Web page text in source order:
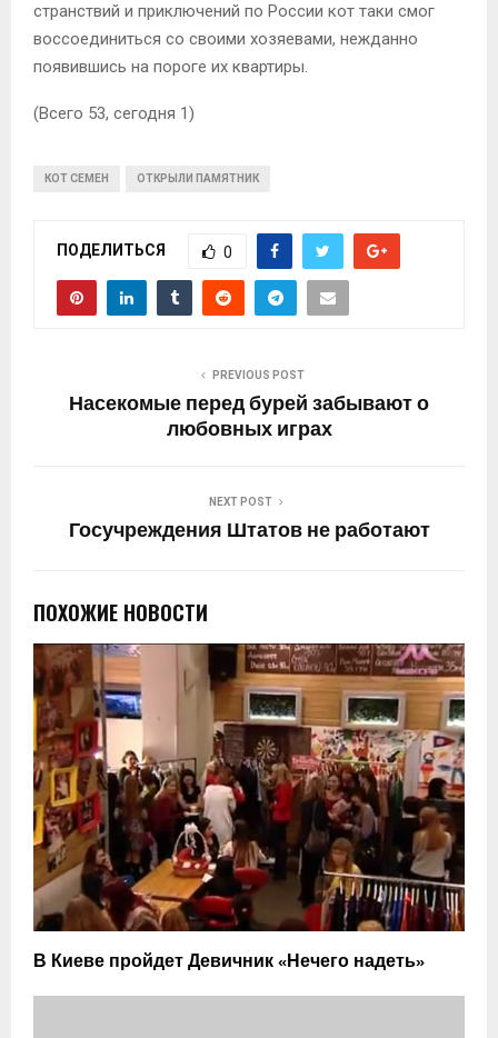
странствий и приключений по России кот таки смог
воссоединиться со своими хозяевами, нежданно
появившись на пороге их квартиры.
(Всего 53, сегодня 1)
КОТ СЕМЕН ОТКРЫЛИ ПАМЯТНИК
ПОДЕЛИТЬСЯ 0
PREVIOUS POST
Насекомые перед бурей забывают о
любовных играх
NEXT POST
Госучреждения Штатов не работают
ПОХОЖИЕ НОВОСТИ
В Киеве пройдет Девичник «Нечего надеть»